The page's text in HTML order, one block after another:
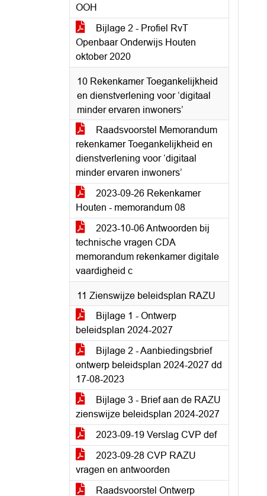
OOH
Bijlage 2 - Profiel RvT
Openbaar Onderwijs Houten
oktober 2020
10 Rekenkamer Toegankelijkheid
en dienstverlening voor ‘digitaal
minder ervaren inwoners’
Raadsvoorstel Memorandum
rekenkamer Toegankelijkheid en
dienstverlening voor ‘digitaal
minder ervaren inwoners’
2023-09-26 Rekenkamer
Houten - memorandum 08
2023-10-06 Antwoorden bij
technische vragen CDA
memorandum rekenkamer digitale
vaardigheid c
11 Zienswijze beleidsplan RAZU
Bijlage 1 - Ontwerp
beleidsplan 2024-2027
Bijlage 2 - Aanbiedingsbrief
ontwerp beleidsplan 2024-2027 dd
17-08-2023
Bijlage 3 - Brief aan de RAZU
zienswijze beleidsplan 2024-2027
2023-09-19 Verslag CVP def
2023-09-28 CVP RAZU
vragen en antwoorden
Raadsvoorstel Ontwerp